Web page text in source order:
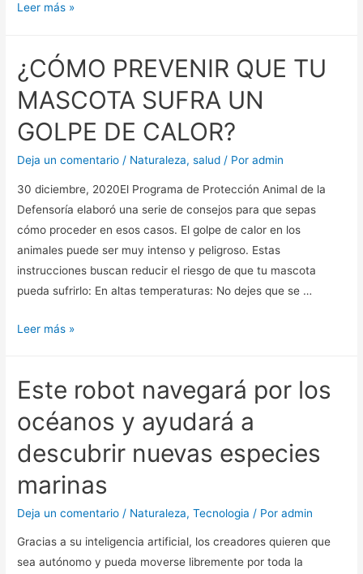
El
Calilegua
un
encuentro
selva
y
la
cosmovisión
guaraní
Leer más »
¿CÓMO PREVENIR QUE TU
MASCOTA SUFRA UN
GOLPE DE CALOR?
Deja un comentario / Naturaleza,salud / Poradmin
30 diciembre, 2020El Programa de Protección Animal de la
Defensoría elaboró una serie de consejos para que sepas
cómo proceder en esos casos. El golpe de calor en los
animales puede ser muy intenso y peligroso. Estas
instrucciones buscan reducir el riesgo de que tu mascota
pueda sufrirlo: En altas temperaturas: No dejes que se …
¿CÓMO
TU
MASCOTA
SUFRA
UN
CALOR?
Leer más »
Este robot navegará por los
océanos y ayudará a
descubrir nuevas especies
marinas
Deja un comentario / Naturaleza,Tecnologia / Poradmin
Gracias a su inteligencia artificial, los creadores quieren que
sea autónomo y pueda moverse libremente por toda la